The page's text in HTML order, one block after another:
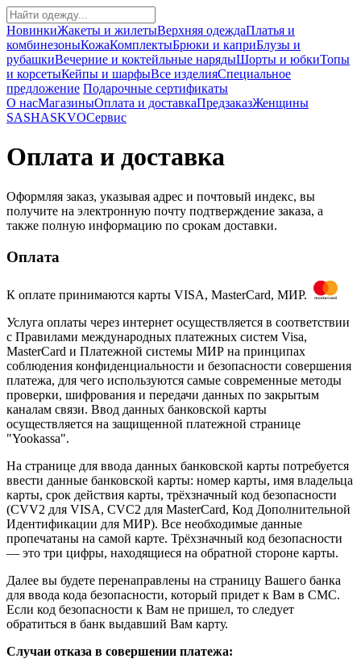
НовинкиЖакеты и жилетыВерхняя одеждаПлатья и
комбинезоныКожаКомплектыБрюки и каприБлузы и
рубашкиВечерние и коктейльные нарядыШорты и юбкиТопы
и корсетыКейпы и шарфыВсе изделияСпециальное
предложение Подарочные сертификаты
О насМагазиныОплата и доставкаПредзаказЖенщины
SASHASKVOСервис
Оплата и доставка
Оформляя заказ, указывая адрес и почтовый индекс, вы
получите на электронную почту подтверждение заказа, а
также полную информацию по срокам доставки.
Оплата
К оплате принимаются карты VISA, MasterCard, МИР.
Услуга оплаты через интернет осуществляется в соответствии
с Правилами международных платежных систем Visa,
MasterCard и Платежной системы МИР на принципах
соблюдения конфиденциальности и безопасности совершения
платежа, для чего используются самые современные методы
проверки, шифрования и передачи данных по закрытым
каналам связи. Ввод данных банковской карты
осуществляется на защищенной платежной странице
"Yookassa".
На странице для ввода данных банковской карты потребуется
ввести данные банковской карты: номер карты, имя владельца
карты, срок действия карты, трёхзначный код безопасности
(CVV2 для VISA, CVC2 для MasterCard, Код Дополнительной
Идентификации для МИР). Все необходимые данные
пропечатаны на самой карте. Трёхзначный код безопасности
— это три цифры, находящиеся на обратной стороне карты.
Далее вы будете перенаправлены на страницу Вашего банка
для ввода кода безопасности, который придет к Вам в СМС.
Если код безопасности к Вам не пришел, то следует
обратиться в банк выдавший Вам карту.
Случаи отказа в совершении платежа: